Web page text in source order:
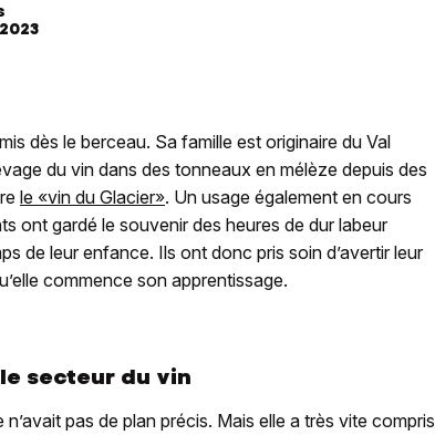
dès le berceau. Sa famille est originaire du Val
du vin dans des tonneaux en mélèze depuis des
le «vin du Glacier». Un usage également en cours
ont gardé le souvenir des heures de dur labeur
de leur enfance. Ils ont donc pris soin d’avertir leur
commence son apprentissage.
secteur du vin
n’avait pas de plan précis. Mais elle a très vite compris